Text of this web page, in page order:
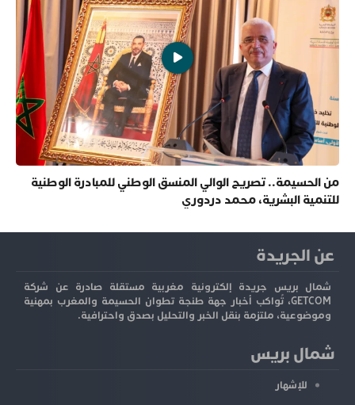
من الحسيمة.. تصريح الوالي المنسق الوطني للمبادرة الوطنية
للتنمية البشرية، محمد دردوري
عن الجريدة
شمال بريس جريدة إلكترونية مغربية مستقلة صادرة عن شركة
GETCOM، تُواكب أخبار جهة طنجة تطوان الحسيمة والمغرب بمهنية
وموضوعية، ملتزمة بنقل الخبر والتحليل بصدق واحترافية.
شمال بريس
للإشهار